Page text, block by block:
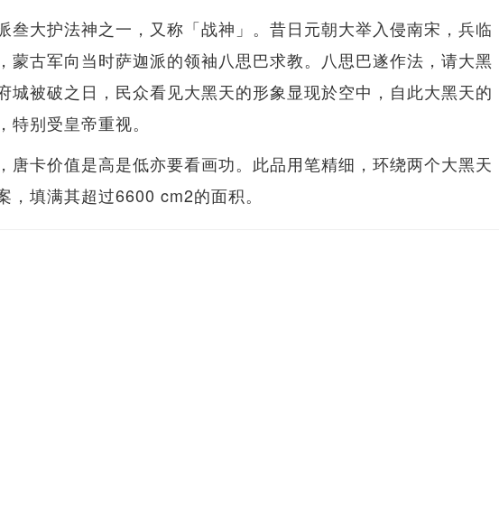
叁大护法神之一，又称「战神」。昔日元朝大举入侵南宋，兵临
蒙古军向当时萨迦派的领袖八思巴求教。八思巴遂作法，请大黑
城被破之日，民众看见大黑天的形象显现於空中，自此大黑天的
别受皇帝重视。
唐卡价值是高是低亦要看画功。此品用笔精细，环绕两个大黑天
，填满其超过6600 cm2的面积。